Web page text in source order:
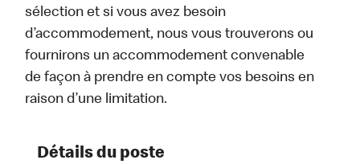
sélection et si vous avez besoin
d’accommodement, nous vous trouverons ou
fournirons un accommodement convenable
de façon à prendre en compte vos besoins en
raison d’une limitation.
Détails du poste